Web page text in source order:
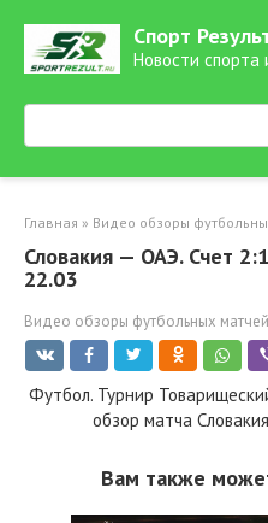
контенту
Спорт
Новости спорта
Поиск:
Главная » Видео обзоры
Словакия — ОАЭ. Счет
22.03
Видео обзоры футбольных матчей
Футбол. Турнир
обзор матча
Вам также